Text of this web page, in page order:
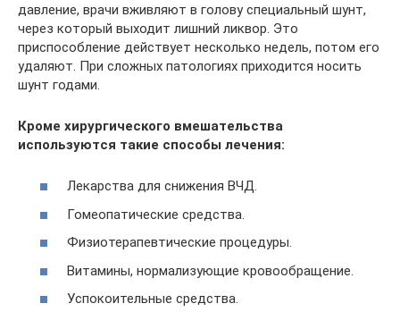
давление, врачи вживляют в голову специальный шунт,
через который выходит лишний ликвор. Это
приспособление действует несколько недель, потом его
удаляют. При сложных патологиях приходится носить
шунт годами.
Кроме хирургического вмешательства
используются такие способы лечения:
Лекарства для снижения ВЧД.
Гомеопатические средства.
Физиотерапевтические процедуры.
Витамины, нормализующие кровообращение.
Успокоительные средства.